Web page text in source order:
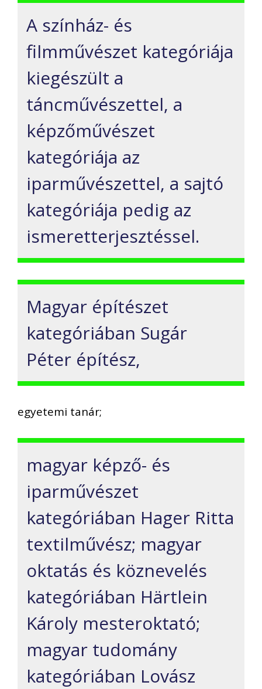
A színház- és
filmművészet kategóriája
kiegészült a
táncművészettel, a
képzőművészet
kategóriája az
iparművészettel, a sajtó
kategóriája pedig az
ismeretterjesztéssel.
Magyar építészet
kategóriában Sugár
Péter építész,
egyetemi tanár;
magyar képző- és
iparművészet
kategóriában Hager Ritta
textilművész; magyar
oktatás és köznevelés
kategóriában Härtlein
Károly mesteroktató;
magyar tudomány
kategóriában Lovász